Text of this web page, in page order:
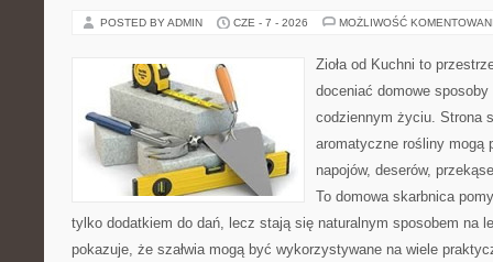
POSTED BY ADMIN CZE - 7 - 2026 MOŻLIWOŚĆ
Zioła od Kuchni to
doceniać domowe
codziennym życiu. Strona
aromatyczne rośliny mogą
napojów, deserów,
To domowa skarbnica
tylko dodatkiem do dań, lecz stają się naturalnym sposobem na
pokazuje, że szałwia mogą być wykorzystywane na wiele